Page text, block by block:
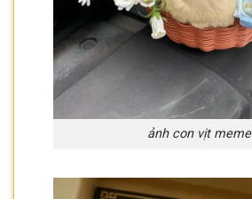
ảnh con vịt meme